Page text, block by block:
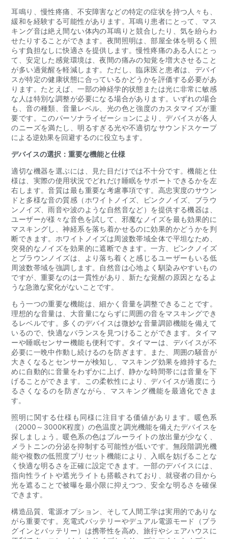
耳鳴り、慢性疼痛、不安障害などの特定の症状を持つ人々も、
緩和を経験する可能性があります。耳鳴り患者にとって、マス
キング音は絶え間ない体内の耳鳴りと競合したり、気を紛らわ
せたりすることができます。夜間照明は、部屋全体を明るく照
らす負担なしに快適さを提供します。慢性疼痛のある人にとっ
て、安定した感覚環境は、夜間の痛みの知覚を増大させること
が多い過覚醒を軽減します。ただし、臨床医と患者は、デバイ
スが特定の健康状態に合っているかどうかを評価する必要があ
ります。たとえば、一部の神経学的状態または光に非常に敏感
な人は特別な調整が必要になる場合があります。いずれの場合
も、音の種類、音量レベル、光の色と強度のカスタマイズが重
要です。このパーソナライゼーションにより、デバイスが各人
のニーズを満たし、明るすぎる光や不適切なサウンドスケープ
による逆効果を回避するのに役立ちます。
デバイスの選択：重要な機能と仕様
適切な機器を選ぶには、見た目だけでは不十分です。機能と仕
様は、実際の使用状況でどれだけ睡眠をサポートできるかを左
右します。音質は最も重要な考慮事項です。高忠実度のサウン
ドと多様な音の質感（ホワイトノイズ、ピンクノイズ、ブラウ
ンノイズ、雨音や波のような自然音など）を提供する機器は、
ユーザーが様々な音色を試して、邪魔なノイズを最も効果的に
マスキングし、神経系を落ち着かせるのに効果的かどうかを判
断できます。ホワイトノイズは周波数帯域全体で平坦なため、
突発的なノイズを効果的に遮断できます。一方、ピンクノイズ
とブラウンノイズは、より落ち着くと感じるユーザーもいる低
周波数帯域を強調します。自然音は心地よく馴染みやすいもの
ですが、重要なのは一貫性があり、新たな覚醒の原因となるよ
うな急激な変化がないことです。
もう一つの重要な機能は、細かく音量を調整できることです。
理想的な音量は、大音量にならずに周囲の音をマスキングでき
るレベルです。多くのデバイスは微妙な音量調節機能を備えて
いるので、快適なバランスを見つけることができます。タイマ
ーや睡眠センサー機能も便利です。タイマーは、デバイスが不
必要に一晩中作動し続けるのを防ぎます。また、周囲の騒音が
大きくなるとセンサーが検知し、マスキング効果を維持するた
めに自動的に音量をわずかに上げ、静かな時間帯には音量を下
げることができます。この柔軟性により、デバイスが過度にう
るさくなるのを防ぎながら、マスキング機能を最適化できま
す。
照明に関する仕様も同様に注目する価値があります。暖色系
（2000～3000K程度）の色温度と調光機能を備えたデバイスを
探しましょう。暖色系の色はブルーライトの放出量が少なく、
メラトニンの分泌を抑制する可能性が低いです。無段階調光機
能や複数の低照度プリセット機能により、入眠を妨げることな
く快適な明るさを正確に設定できます。一部のデバイスには、
指向性ライトや遮光ライトも搭載されており、就寝者の目から
光を遮ることで被曝を最小限に抑えつつ、安全な明るさを確保
できます。
構造品質、電源オプション、そして人間工学は実用的でありな
がら重要です。充電式バッテリーやデュアル電源モード（プラ
グインとバッテリー）は携帯性を高め、旅行やシェアハウスに